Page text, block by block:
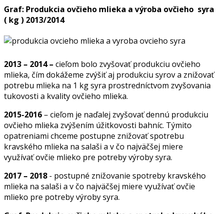
Graf: Produkcia ovčieho mlieka a výroba ovčieho syra
( kg ) 2013/2014
2013 – 2014 – cieľom bolo zvyšovať produkciu ovčieho
mlieka, čím dokážeme zvýšiť aj produkciu syrov a znižovať
potrebu mlieka na 1 kg syra prostredníctvom zvyšovania
tukovosti a kvality ovčieho mlieka.
2015-2016 – cieľom je naďalej zvyšovať dennú produkciu
ovčieho mlieka zvýšením úžitkovosti bahníc. Týmito
opatreniami chceme postupne znižovať spotrebu
kravského mlieka na salaši a v čo najväčšej miere
využívať ovčie mlieko pre potreby výroby syra.
2017 – 2018 - postupné znižovanie spotreby kravského
mlieka na salaši a v čo najväčšej miere využívať ovčie
mlieko pre potreby výroby syra.